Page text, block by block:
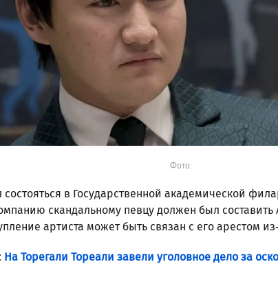
Фото:
в Государственной академической
скандальному певцу должен был
артиста может быть связан с его арестом
На Торегали Тореали завели уголовное дело за